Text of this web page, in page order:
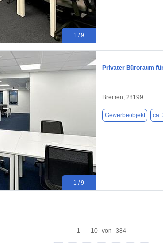
1 / 9
1 / 9
Privater Büroraum
Bremen, 28199
Gewerbeobjekt ca.
1 - 10 von 384